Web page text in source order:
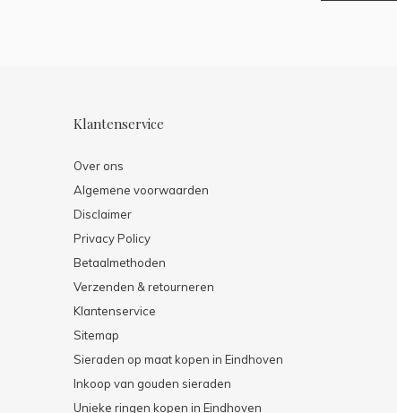
Klantenservice
Over ons
Algemene voorwaarden
Disclaimer
Privacy Policy
Betaalmethoden
Verzenden & retourneren
Klantenservice
Sitemap
Sieraden op maat kopen in Eindhoven
Inkoop van gouden sieraden
Unieke ringen kopen in Eindhoven